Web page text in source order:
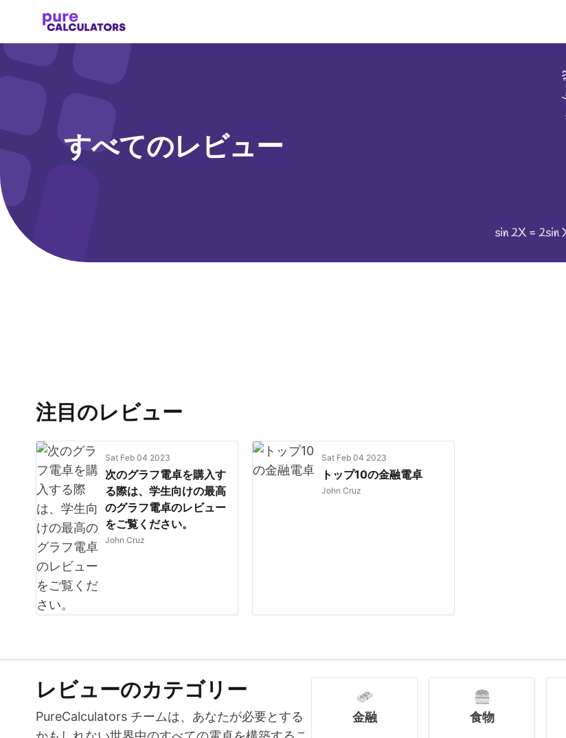
すべてのレビュー
注目のレビュー
Sat Feb 04 2023
次のグラフ電卓を購入す
る際は、学生向けの最高
のグラフ電卓のレビュー
をご覧ください。
John Cruz
Sat Feb 04 2023
トップ10の金融電卓
John Cruz
レビューのカテゴリー
PureCalculators チームは、あなたが必要とする
金融 食物